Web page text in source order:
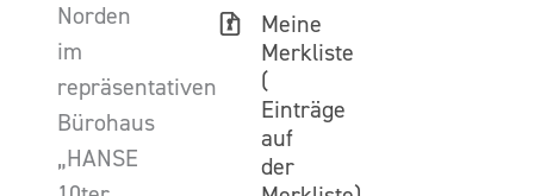
Norden
im
repräsentativen
Bürohaus
„HANSE
Meine
Merkliste
(
Einträge
auf
der